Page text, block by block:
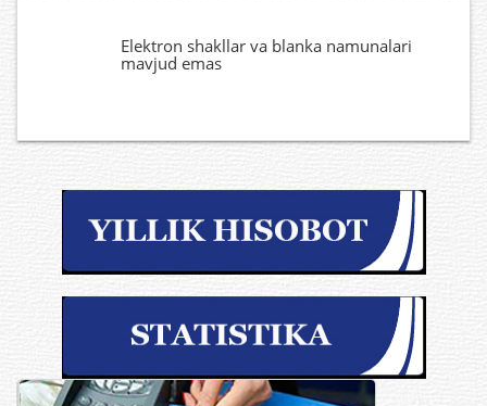
Elektron shakllar va blanka namunalari
mavjud emas